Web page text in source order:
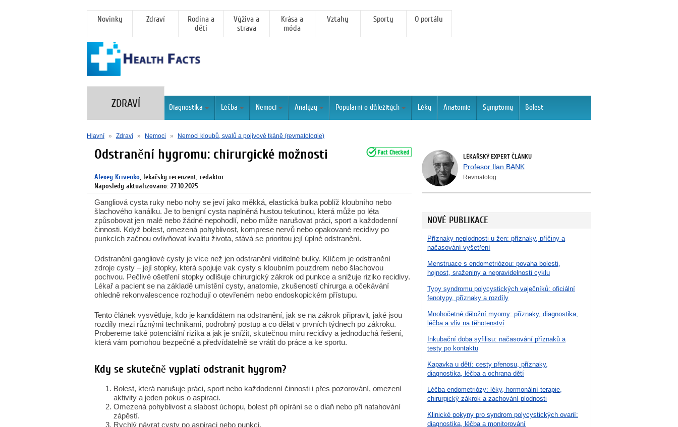
Novinky Zdraví
Rodina a
děti
Výživa a
strava
Krása a
móda
Vztahy Sporty O portálu
ZDRAVÍ Diagnostika Léčba Nemoci Analýzy Populární o důležitých Léky Anatomie Symptomy Bolest
Hlavní » Zdraví » Nemoci » Nemoci kloubů, svalů a pojivové tkáně (revmatologie)
LÉKAŘSKÝ EXPERT ČLÁNKU
Profesor Ilan BANK
Revmatolog
NOVÉ PUBLIKACE
Příznaky neplodnosti u žen: příznaky, příčiny a
načasování vyšetření
Menstruace s endometriózou: povaha bolesti,
hojnost, sraženiny a nepravidelnosti cyklu
Typy syndromu polycystických vaječníků: oficiální
fenotypy, příznaky a rozdíly
Mnohočetné děložní myomy: příznaky, diagnostika,
léčba a vliv na těhotenství
Inkubační doba syfilisu: načasování příznaků a
testy po kontaktu
Kapavka u dětí: cesty přenosu, příznaky,
diagnostika, léčba a ochrana dětí
Léčba endometriózy: léky, hormonální terapie,
chirurgický zákrok a zachování plodnosti
Klinické pokyny pro syndrom polycystických ovarií:
diagnostika, léčba a monitorování
Odstranění hygromu: chirurgické možnosti
Alexey Krivenko, lékařský recenzent, redaktor
Naposledy aktualizováno: 27.10.2025
Gangliová cysta ruky nebo nohy se jeví jako měkká, elastická bulka poblíž kloubního nebo
šlachového kanálku. Je to benigní cysta naplněná hustou tekutinou, která může po léta
způsobovat jen malé nebo žádné nepohodlí, nebo může narušovat práci, sport a každodenní
činnosti. Když bolest, omezená pohyblivost, komprese nervů nebo opakované recidivy po
punkcích začnou ovlivňovat kvalitu života, stává se prioritou její úplné odstranění.
Odstranění gangliové cysty je více než jen odstranění viditelné bulky. Klíčem je odstranění
zdroje cysty – její stopky, která spojuje vak cysty s kloubním pouzdrem nebo šlachovou
pochvou. Pečlivé ošetření stopky odlišuje chirurgický zákrok od punkce a snižuje riziko recidivy.
Lékař a pacient se na základě umístění cysty, anatomie, zkušeností chirurga a očekávání
ohledně rekonvalescence rozhodují o otevřeném nebo endoskopickém přístupu.
Tento článek vysvětluje, kdo je kandidátem na odstranění, jak se na zákrok připravit, jaké jsou
rozdíly mezi různými technikami, podrobný postup a co dělat v prvních týdnech po zákroku.
Probereme také potenciální rizika a jak je snížit, skutečnou míru recidivy a jednoduchá řešení,
která vám pomohou bezpečně a předvídatelně se vrátit do práce a ke sportu.
Kdy se skutečně vyplatí odstranit hygrom?
Bolest, která narušuje práci, sport nebo každodenní činnosti i přes pozorování, omezení
aktivity a jeden pokus o aspiraci.
Omezená pohyblivost a slabost úchopu, bolest při opírání se o dlaň nebo při natahování
zápěstí.
Rychlý návrat cysty po aspiraci nebo punkci.